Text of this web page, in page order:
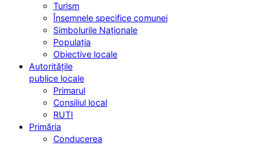
Turism
Însemnele specifice comunei
Simbolurile Naționale
Populația
Obiective locale
Autoritățile
publice locale
Primarul
Consiliul local
RUTI
Primăria
Conducerea